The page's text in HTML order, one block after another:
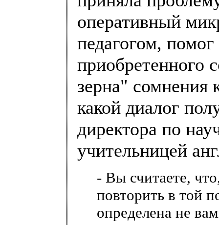
оперативный
педагогом,
приобретенного
зерна" сомнения
какой диалог
директора по
учительницей
- Вы считаете,
повторить в той
определена не